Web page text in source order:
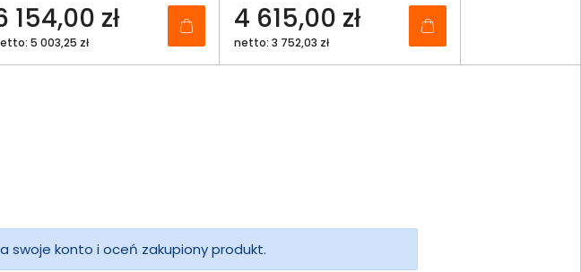
154,00 zł
5 003,25 zł
4 615,00 zł
netto: 3 752,03 zł
swoje konto i oceń zakupiony produkt.